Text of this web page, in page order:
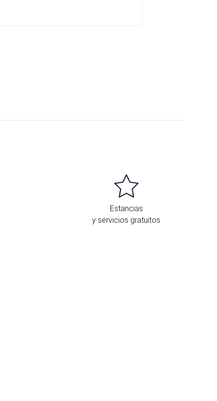
Estancias
y servicios gratuitos